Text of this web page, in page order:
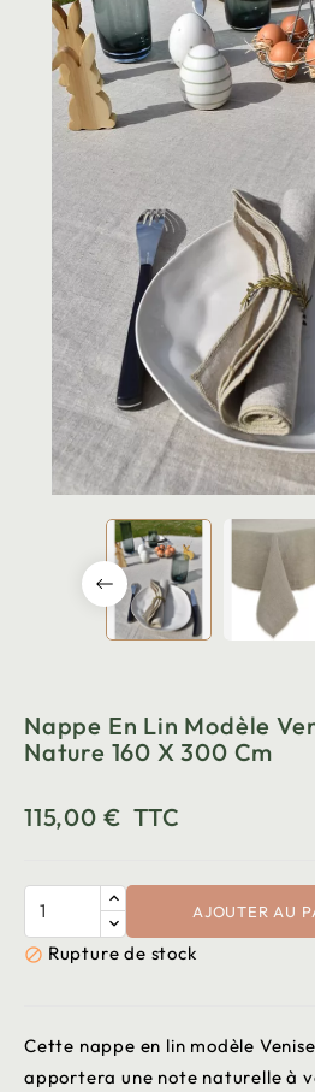
Nappe En Lin Modèle
Nature 160 X 300 Cm
115,00 € TTC
AJOUTER AU
 Rupture de stock
Cette nappe en lin modèle
apportera une note naturelle à